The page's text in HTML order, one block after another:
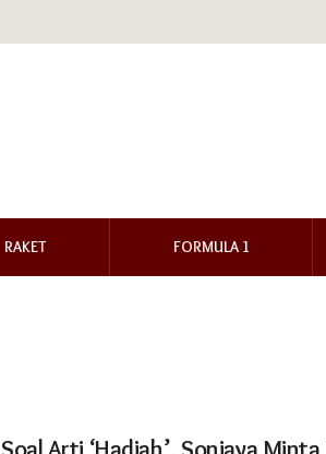
RAKET FORMULA 1